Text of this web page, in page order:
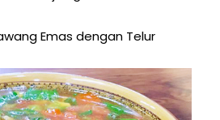
Emas dengan Telur